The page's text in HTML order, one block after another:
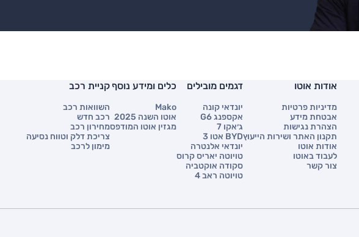
אודות אוטו
מדיניות פרטיות
אבטחת מידע
הצהרת נגישות
תקנון האתר ושירות הייעוץ
אודות אוטו
לעבוד באוטו
צור קשר
דגמים מובילים
יונדאי קונה
אקספנג G6
ג׳אקו 7
BYD אטו 3
יונדאי אלנטרה
טויוטה יאריס קרוס
סקודה אוקטביה
טויוטה ראב 4
כלים ומידע נוסף
Mako
אוטו השנה 2025
מגזין אוטו המודפס
קניית רכב
השוואות רכב
רכב חדש
מחירון רכב
צריכת דלק וטווח נסיעה
מימון לרכב